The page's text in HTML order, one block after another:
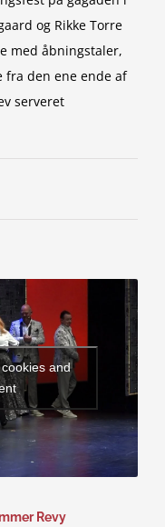
og Rikke Torre
med åbningstaler,
fra den ene ende af
serveret
and
Revy